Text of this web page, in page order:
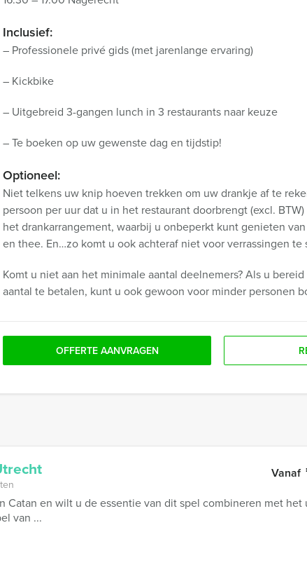
Inclusief:
– Professionele privé gids (met jarenlange ervaring)
– Kickbike
– Uitgebreid 3-gangen lunch in 3 restaurants naar keuze
– Te boeken op uw gewenste dag en tijdstip!
Optioneel:
Niet telkens uw knip hoeven trekken om uw drankje af te
persoon per uur dat u in het restaurant doorbrengt (excl.
het drankarrangement, waarbij u onbeperkt kunt genieten
en thee. En…zo komt u ook achteraf niet voor verrassingen te
Komt u niet aan het minimale aantal deelnemers? Als u
aantal te betalen, kunt u ook gewoon voor minder personen
OFFERTE AANVRAGEN
Vanaf
Catan en wilt u de essentie van dit spel combineren met
van ...